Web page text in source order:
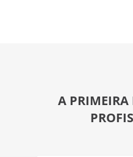
A PRIMEIRA